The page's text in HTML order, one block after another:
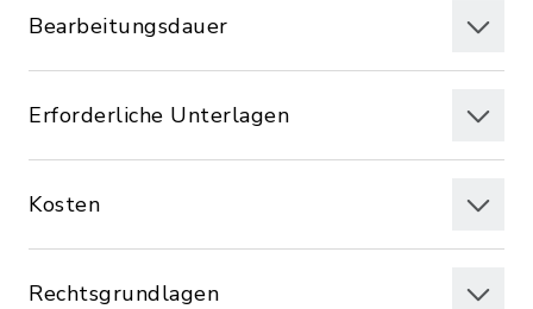
Bearbeitungsdauer
Erforderliche Unterlagen
Kosten
Rechtsgrundlagen